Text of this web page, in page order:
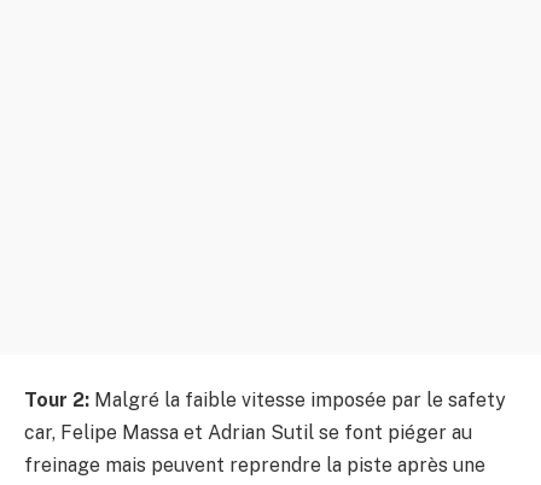
Tour 2: Malgré la faible vitesse imposée par le safety
car, Felipe Massa et Adrian Sutil se font piéger au
freinage mais peuvent reprendre la piste après une